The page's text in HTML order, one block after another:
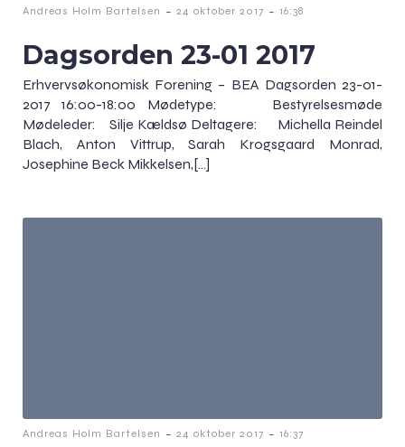
Andreas Holm Bartelsen - 24 oktober 2017 - 16:38
Dagsorden 23-01 2017
Erhvervsøkonomisk Forening – BEA Dagsorden 23-01-
2017 16:00-18:00 Mødetype: Bestyrelsesmøde
Mødeleder: Silje Kældsø Deltagere: Michella Reindel
Blach, Anton Vittrup, Sarah Krogsgaard Monrad,
Josephine Beck Mikkelsen,[…]
Andreas Holm Bartelsen - 24 oktober 2017 - 16:37